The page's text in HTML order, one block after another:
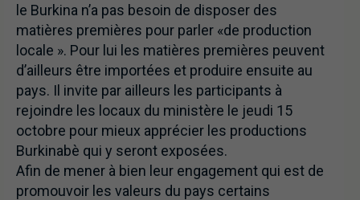
le Burkina n’a pas besoin de disposer des
matières premières pour parler «de production
locale ». Pour lui les matières premières peuvent
d’ailleurs être importées et produire ensuite au
pays. Il invite par ailleurs les participants à
rejoindre les locaux du ministère le jeudi 15
octobre pour mieux apprécier les productions
Burkinabè qui y seront exposées.
Afin de mener à bien leur engagement qui est de
promouvoir les valeurs du pays certains